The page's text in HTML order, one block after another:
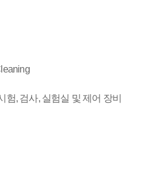
험, 검사, 실험실 및 제어 장비